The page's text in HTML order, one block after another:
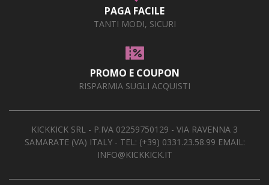
PAGA FACILE
TANTI MODI, SICURI
PROMO E COUPON
RISPARMIA SUGLI ACQUISTI
KICKKICK SRL - P.IVA 02259750129 - VIA RAVENNA 3
SAMARATE (VA) ITALY - TEL: (+39) 0331.23.58.99 EMAIL:
INFO@KICKKICK.IT